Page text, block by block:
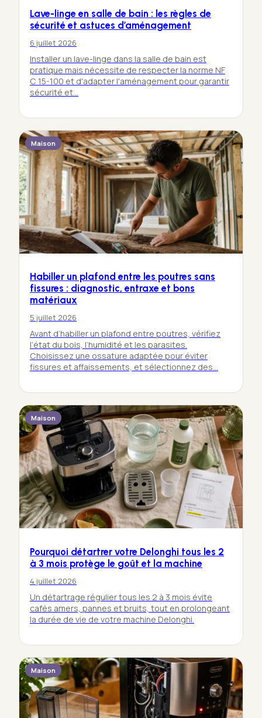
Lave-linge en salle de bain : les règles de
sécurité et astuces d’aménagement
6 juillet 2026
Installer un lave-linge dans la salle de bain est
pratique mais nécessite de respecter la norme NF
C 15-100 et d'adapter l'aménagement pour garantir
sécurité et…
Maison
Habiller un plafond entre les poutres sans
fissures : diagnostic, entraxe et bons
matériaux
5 juillet 2026
Avant d’habiller un plafond entre poutres, vérifiez
l’état du bois, l’humidité et les parasites.
Choisissez une ossature adaptée pour éviter
fissures et affaissements, et sélectionnez des…
Maison
Pourquoi détartrer votre Delonghi tous les 2
à 3 mois protège le goût et la machine
4 juillet 2026
Un détartrage régulier tous les 2 à 3 mois évite
cafés amers, pannes et bruits, tout en prolongeant
la durée de vie de votre machine Delonghi.
Maison